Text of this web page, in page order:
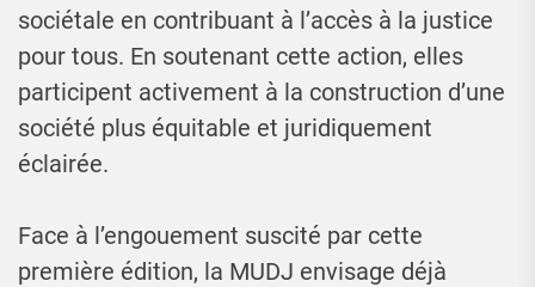
sociétale en contribuant à l’accès à la justice
pour tous. En soutenant cette action, elles
participent activement à la construction d’une
société plus équitable et juridiquement
éclairée.
Face à l’engouement suscité par cette
première édition, la MUDJ envisage déjà